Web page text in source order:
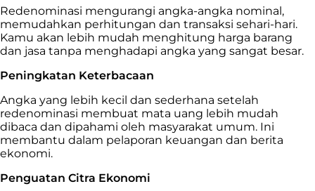
Redenominasi mengurangi angka-angka nominal,
memudahkan perhitungan dan transaksi sehari-hari.
Kamu akan lebih mudah menghitung harga barang
dan jasa tanpa menghadapi angka yang sangat besar.
Peningkatan Keterbacaan
Angka yang lebih kecil dan sederhana setelah
redenominasi membuat mata uang lebih mudah
dibaca dan dipahami oleh masyarakat umum. Ini
membantu dalam pelaporan keuangan dan berita
ekonomi.
Penguatan Citra Ekonomi